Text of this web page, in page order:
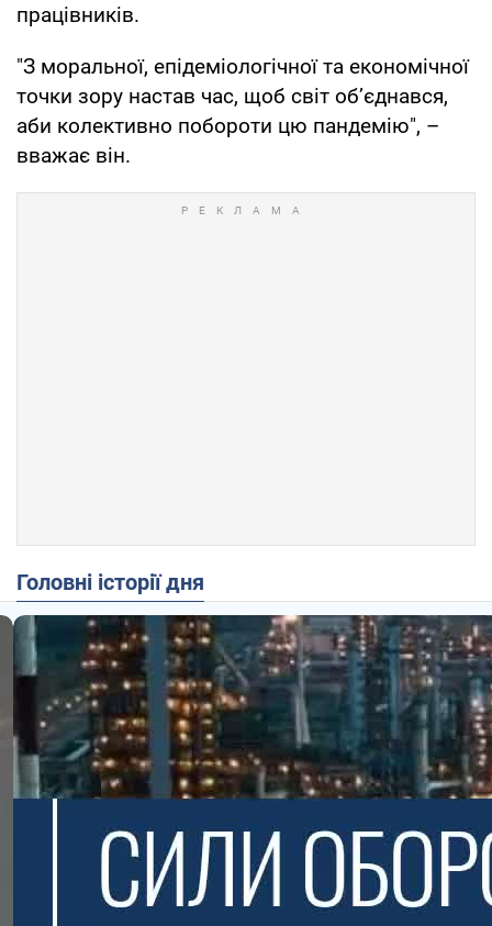
працівників.
"З моральної, епідеміологічної та економічної
точки зору настав час, щоб світ обʼєднався,
аби колективно побороти цю пандемію", –
вважає він.
Головні історії дня